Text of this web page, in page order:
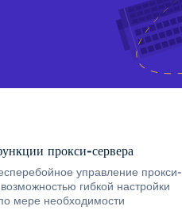
прокси-сервера
управление прокси-
гибкой настройки
мере необходимости